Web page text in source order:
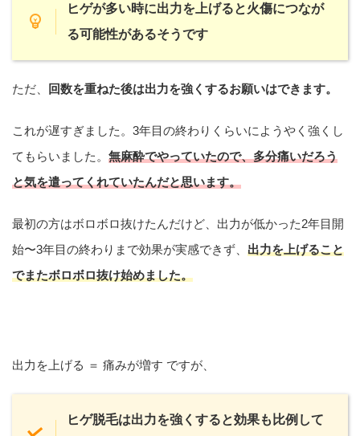
ヒゲが多い時に出力を上げると火傷につなが
る可能性があるそうです
ただ、 回数を重ねた後は出力を強くするお願いはできます。
これが遅すぎました。3年目の終わりくらいにようやく強くし
てもらいました。 無麻酔でやっていたので、多分痛いだろう
と気を遣ってくれていたんだと思います。
最初の方はボロボロ抜けたんだけど、出力が低かった2年目開
始〜3年目の終わりまで効果が実感できず、 出力を上げること
でまたボロボロ抜け始めました。
出力を上げる ＝ 痛みが増す ですが、
ヒゲ脱毛は出力を強くすると効果も比例して